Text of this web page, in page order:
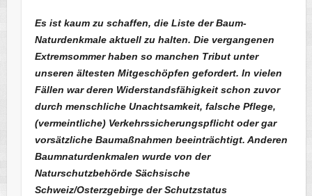
Es ist kaum zu schaffen, die Liste der Baum-
Naturdenkmale aktuell zu halten. Die vergangenen
Extremsommer haben so manchen Tribut unter
unseren ältesten Mitgeschöpfen gefordert. In vielen
Fällen war deren Widerstandsfähigkeit schon zuvor
durch menschliche Unachtsamkeit, falsche Pflege,
(vermeintliche) Verkehrssicherungspflicht oder gar
vorsätzliche Baumaßnahmen beeinträchtigt. Anderen
Baumnaturdenkmalen wurde von der
Naturschutzbehörde Sächsische
Schweiz/Osterzgebirge der Schutzstatus